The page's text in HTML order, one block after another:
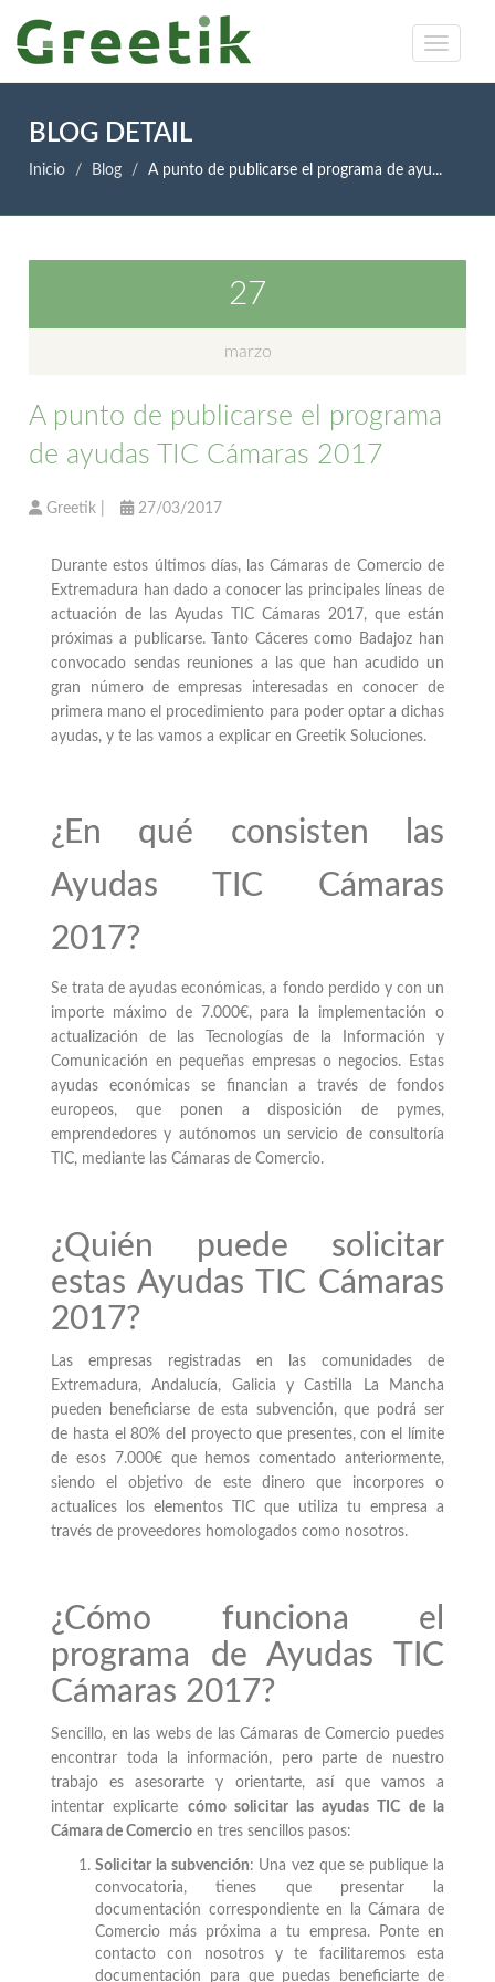
BLOG DETAIL
Inicio Blog A punto de publicarse el programa de ayu...
27
marzo
A punto de publicarse el programa
de ayudas TIC Cámaras 2017
Greetik 27/03/2017
Durante estos últimos días, las Cámaras de Comercio de
Extremadura han dado a conocer las principales líneas de
actuación de las Ayudas TIC Cámaras 2017, que están
próximas a publicarse. Tanto Cáceres como Badajoz han
convocado sendas reuniones a las que han acudido un
gran número de empresas interesadas en conocer de
primera mano el procedimiento para poder optar a dichas
ayudas, y te las vamos a explicar en Greetik Soluciones.
¿En qué consisten las
Ayudas TIC Cámaras
2017?
Se trata de ayudas económicas, a fondo perdido y con un
importe máximo de 7.000€, para la implementación o
actualización de las Tecnologías de la Información y
Comunicación en pequeñas empresas o negocios. Estas
ayudas económicas se financian a través de fondos
europeos, que ponen a disposición de pymes,
emprendedores y autónomos un servicio de consultoría
TIC, mediante las Cámaras de Comercio.
¿Quién puede solicitar
estas Ayudas TIC Cámaras
2017?
Las empresas registradas en las comunidades de
Extremadura, Andalucía, Galicia y Castilla La Mancha
pueden beneficiarse de esta subvención, que podrá ser
de hasta el 80% del proyecto que presentes, con el límite
de esos 7.000€ que hemos comentado anteriormente,
siendo el objetivo de este dinero que incorpores o
actualices los elementos TIC que utiliza tu empresa a
través de proveedores homologados como nosotros.
¿Cómo funciona el
programa de Ayudas TIC
Cámaras 2017?
Sencillo, en las webs de las Cámaras de Comercio puedes
encontrar toda la información, pero parte de nuestro
trabajo es asesorarte y orientarte, así que vamos a
intentar explicarte cómo solicitar las ayudas TIC de la
Cámara de Comercio en tres sencillos pasos:
Solicitar la subvención: Una vez que se publique la
convocatoria, tienes que presentar la
documentación correspondiente en la Cámara de
Comercio más próxima a tu empresa. Ponte en
contacto con nosotros y te facilitaremos esta
documentación para que puedas beneficiarte de